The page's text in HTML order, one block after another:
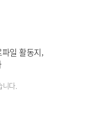
일 활동지,
니다.